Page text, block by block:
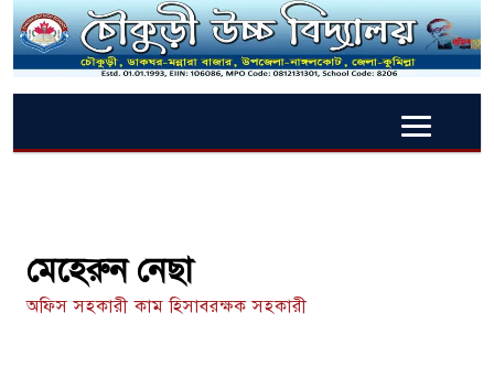
মেহেরুন নেছা
অফিস সহকারী কাম হিসাবরক্ষক সহকারী